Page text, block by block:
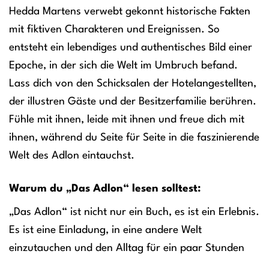
Hedda Martens verwebt gekonnt historische Fakten
mit fiktiven Charakteren und Ereignissen. So
entsteht ein lebendiges und authentisches Bild einer
Epoche, in der sich die Welt im Umbruch befand.
Lass dich von den Schicksalen der Hotelangestellten,
der illustren Gäste und der Besitzerfamilie berühren.
Fühle mit ihnen, leide mit ihnen und freue dich mit
ihnen, während du Seite für Seite in die faszinierende
Welt des Adlon eintauchst.
Warum du „Das Adlon“ lesen solltest:
„Das Adlon“ ist nicht nur ein Buch, es ist ein Erlebnis.
Es ist eine Einladung, in eine andere Welt
einzutauchen und den Alltag für ein paar Stunden